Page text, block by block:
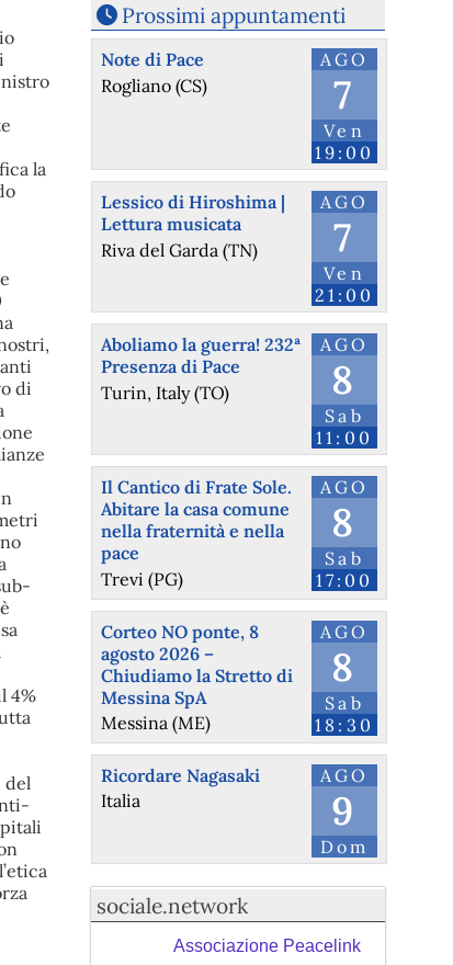
la
di
4%
del
Prossimi appuntamenti
AGO
7
Ven
19:00
Note di Pace
Rogliano (CS)
AGO
7
Ven
21:00
Lessico di Hiroshima |
Lettura musicata
Riva del Garda (TN)
AGO
8
Sab
11:00
Aboliamo la guerra! 232ª
Presenza di Pace
Turin, Italy (TO)
AGO
8
Sab
17:00
Il Cantico di Frate Sole.
Abitare la casa comune
nella fraternità e nella
pace
Trevi (PG)
AGO
8
Sab
18:30
Corteo NO ponte, 8
agosto 2026 –
Chiudiamo la Stretto di
Messina SpA
Messina (ME)
AGO
9
Dom
Ricordare Nagasaki
Italia
sociale.network
Associazione Peacelink